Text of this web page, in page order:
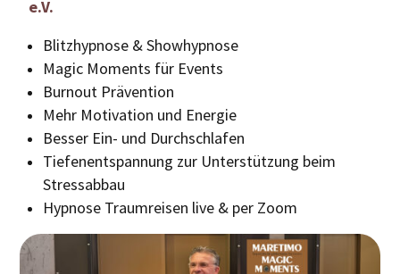
e.V.
Blitzhypnose & Showhypnose
Magic Moments für Events
Burnout Prävention
Mehr Motivation und Energie
Besser Ein- und Durchschlafen
Tiefenentspannung zur Unterstützung beim
Stressabbau
Hypnose Traumreisen live & per Zoom